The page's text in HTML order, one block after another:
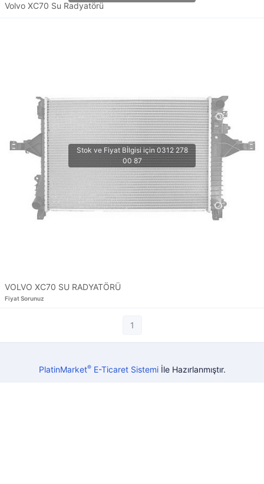
Volvo XC70 Su Radyatörü
VOLVO XC70 SU RADYATÖRÜ
Fiyat Sorunuz
1
PlatinMarket®E-Ticaret Sistemiİle Hazırlanmıştır.